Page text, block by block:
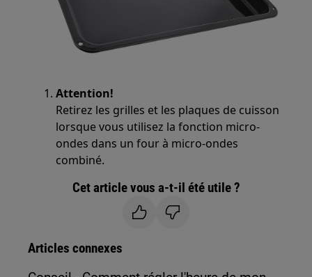
Attention!
Retirez les grilles et les plaques de cuisson
lorsque vous utilisez la fonction micro-
ondes dans un four à micro-ondes
combiné.
Cet article vous a-t-il été utile ?
Articles connexes